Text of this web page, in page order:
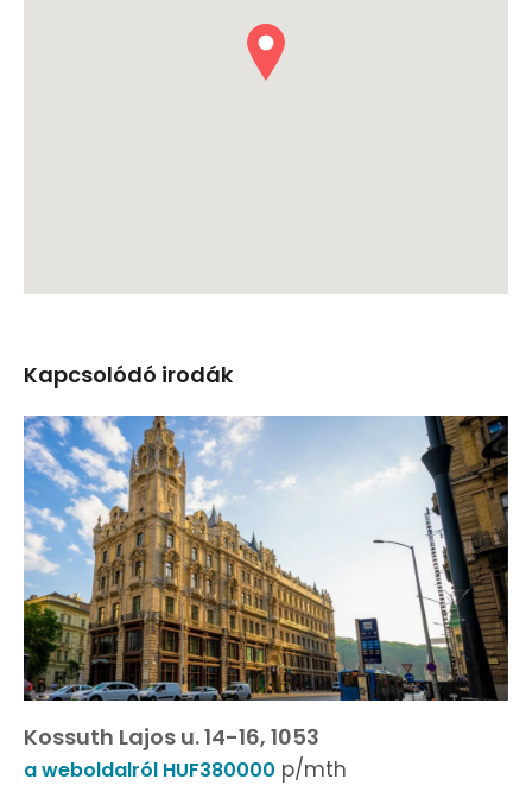
Kapcsolódó irodák
Kossuth Lajos u. 14-16, 1053
a weboldalról HUF380000 p/mth